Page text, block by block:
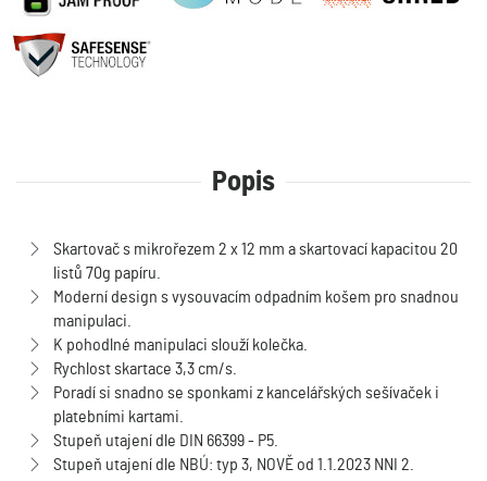
Popis
Skartovač s mikrořezem 2 x 12 mm a skartovací kapacitou 20
listů 70g papíru.
Moderní design s vysouvacím odpadním košem pro snadnou
manipulaci.
K pohodlné manipulaci slouží kolečka.
Rychlost skartace 3,3 cm/s.
Poradí si snadno se sponkami z kancelářských sešívaček i
platebními kartami.
Stupeň utajení dle DIN 66399 - P5.
Stupeň utajení dle NBÚ: typ 3, NOVĚ od 1.1.2023 NNI 2.